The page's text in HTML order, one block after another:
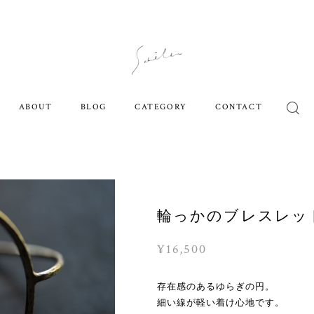
ABOUT BLOG CATEGORY CONTACT
輪っかのブレスレッ
¥16,500
存在感のあるゆらぎの円。
細い線が軽い着け心地です。